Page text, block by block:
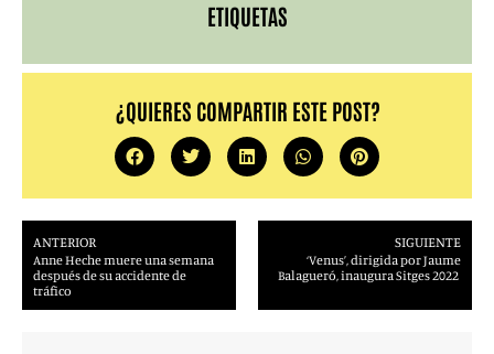
ETIQUETAS
¿QUIERES COMPARTIR ESTE POST?
ANTERIOR
Anne Heche muere una semana
después de su accidente de
tráfico
SIGUIENTE
‘Venus’, dirigida por Jaume
Balagueró, inaugura Sitges 2022